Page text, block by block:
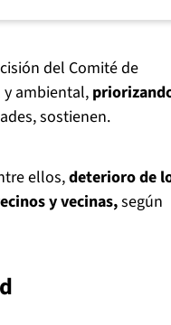
del Comité de
ambiental,
sostienen.
ellos,deterioro de
y vecinas,según